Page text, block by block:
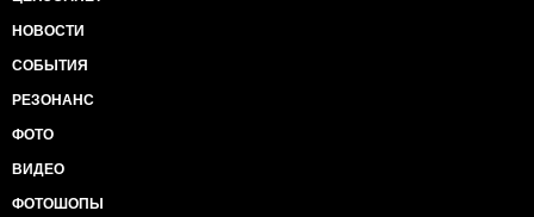
НОВОСТИ
СОБЫТИЯ
РЕЗОНАНС
ФОТО
ВИДЕО
ФОТОШОПЫ